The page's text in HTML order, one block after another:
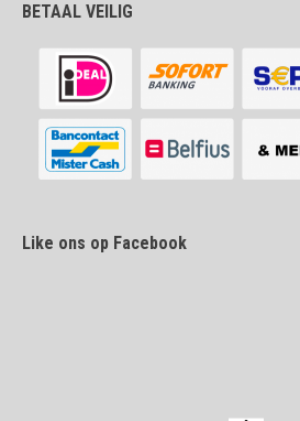
BETAAL VEILIG
Like ons op Facebook